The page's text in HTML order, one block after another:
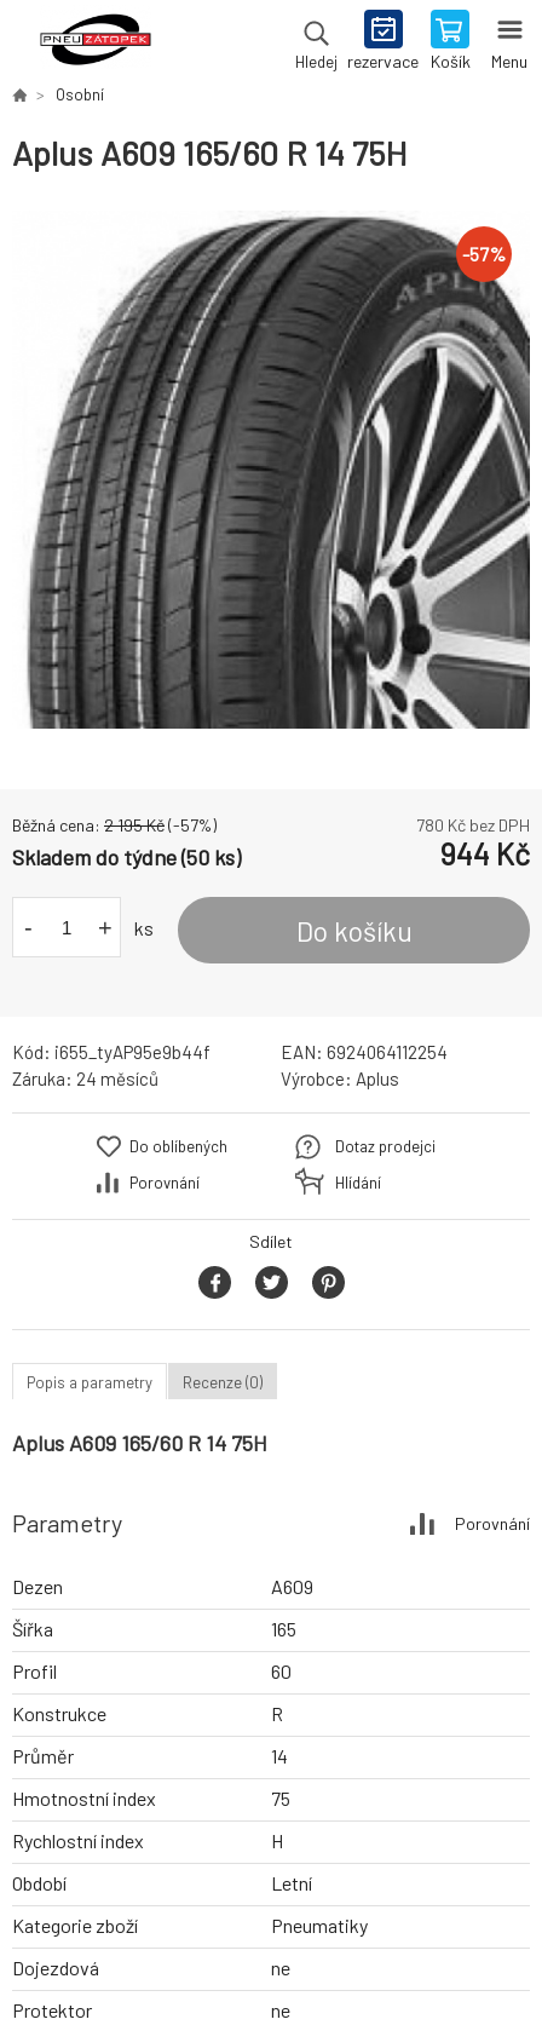
Hledej rezervace Košík Menu
Osobní
Aplus A609 165/60 R 14 75H
-57%
Běžná cena: 2 195Kč(-57%) 780 Kč bez DPH
Skladem do týdne (50 ks) 944 Kč
- + ks Do košíku
Kód: i655_tyAP95e9b44f EAN: 6924064112254
Záruka: 24 měsíců Výrobce: Aplus
Do oblíbených
Porovnání
Dotaz prodejci
Hlídání
Sdílet
Popis a parametry Recenze (0)
Aplus A609 165/60 R 14 75H
Parametry Porovnání
Dezen
A609
Šířka
165
Profil
60
Konstrukce
R
Průměr
14
Hmotnostní index
75
Rychlostní index
H
Období
Letní
Kategorie zboží
Pneumatiky
Dojezdová
ne
Protektor
ne